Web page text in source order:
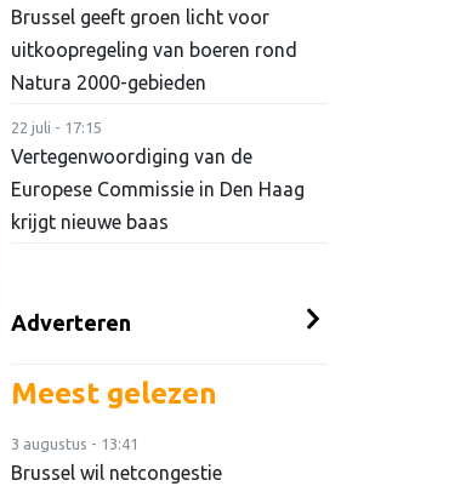
Brussel geeft groen licht voor
uitkoopregeling van boeren rond
Natura 2000-gebieden
22 juli - 17:15
Vertegenwoordiging van de
Europese Commissie in Den Haag
krijgt nieuwe baas
Adverteren
Meest gelezen
3 augustus - 13:41
Brussel wil netcongestie